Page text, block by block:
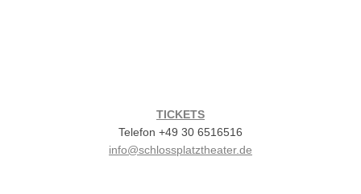
TICKETS
Telefon +49 30 6516516
info@schlossplatztheater.de